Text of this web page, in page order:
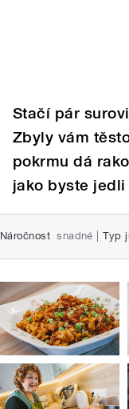
Stačí pár
Zbyly vám
pokrmu dá
jako byste
Náročnost snadné Typ